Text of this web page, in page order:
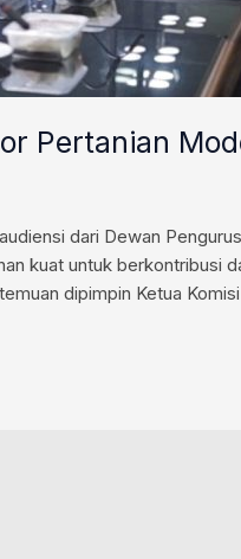
Pertanian
dari Dewan
kuat untuk berkontribusi
dipimpin Ketua